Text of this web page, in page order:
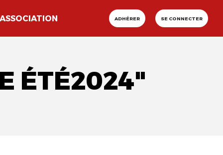
ASSOCIATION ADHÉRER SE CONNECTER
ÉTÉ2024"